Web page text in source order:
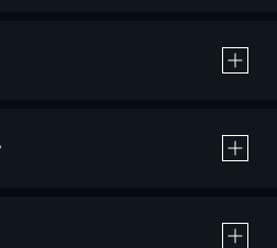
カード決済による作品の購入 / レンタルです。
購入 / レンタルは、20％のポイント還元です。